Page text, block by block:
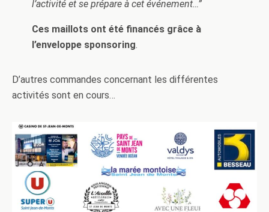
l’activité et se prépare à cet événement…”
Ces maillots ont été financés grâce à
l’enveloppe sponsoring.
D’autres commandes concernant les différentes
activités sont en cours…